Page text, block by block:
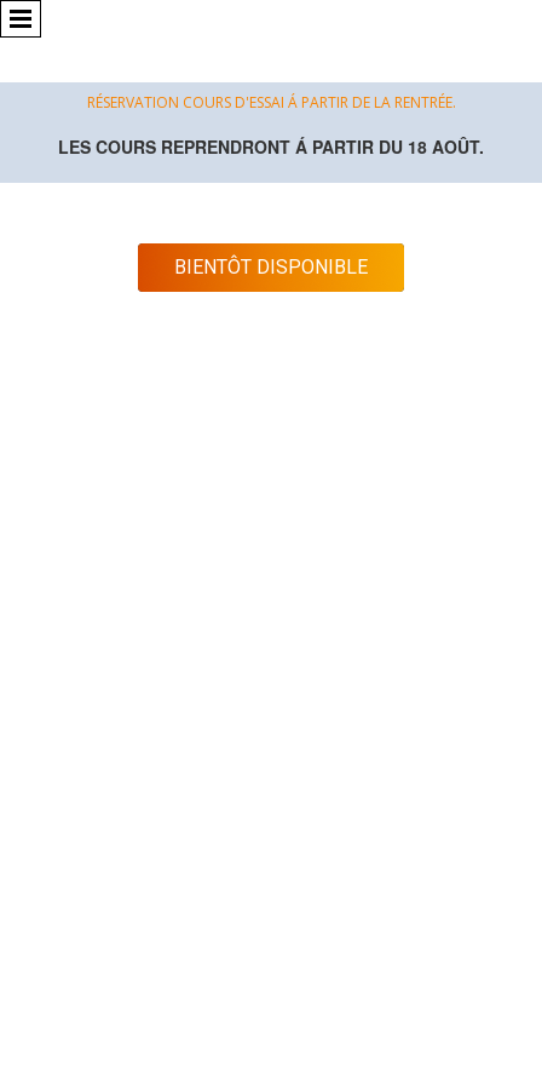
RÉSERVATION COURS D'ESSAI Á PARTIR DE LA RENTRÉE.
LES COURS REPRENDRONT Á PARTIR DU 18 AOÛT.
BIENTÔT DISPONIBLE